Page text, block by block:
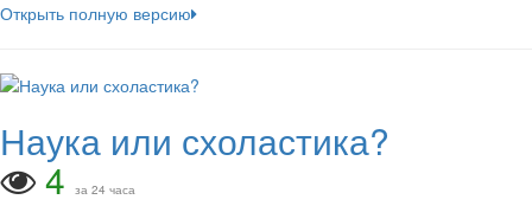
Открыть полную версию
Наука или схоластика?
4 за 24 часа